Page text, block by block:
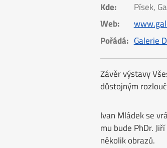
Kde:
Písek,
Web:
Pořádá: Galerie
Závěr výstavy
důstojným
Ivan Mládek se
mu bude PhDr.
několik obrazů.